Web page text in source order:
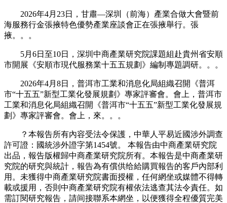
2026年4月23日，甘肅—深圳（前海）產業合做大會暨前
海服務行金張掖特色優勢產業座談會正在張掖舉行。張
掖。。。
5月6日至10日，深圳中商產業研究院課題組赴貴州省安順
市開展《安順市現代服務業十五五規劃》編制專題調研。。。
2026年4月8日，普洱市工業和消息化局組織召開《普洱
市“十五五”新型工業化發展規劃》專家評審會。會上，普洱市
工業和消息化局組織召開《普洱市“十五五”新型工業化發展規
劃》專家評審會。會上，來。。。
？本報告所有內容受法令保護，中華人平易近國涉外調查
許可證：國統涉外證字第1454號。 本報告由中商產業研究院
出品，報告版權歸中商產業研究院所有。本報告是中商產業研
究院的研究與統計，報告為有償供给給購買報告的客戶內部利
用。未獲得中商產業研究院書面授權，任何網坐或媒體不得轉
載或援用，否則中商產業研究院有權依法逃查其法令責任。如
需訂閱研究報告，請间接聯系本網坐，以便獲得全程優質完美